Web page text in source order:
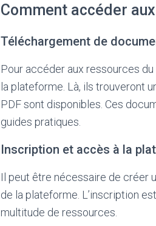
Comment accéder
Téléchargement de
Pour accéder aux ressources
la plateforme. Là, ils trouveront
PDF sont disponibles. Ces
guides pratiques.
Inscription et accès à la
Il peut être nécessaire de créer
de la plateforme. L’inscription
multitude de ressources.